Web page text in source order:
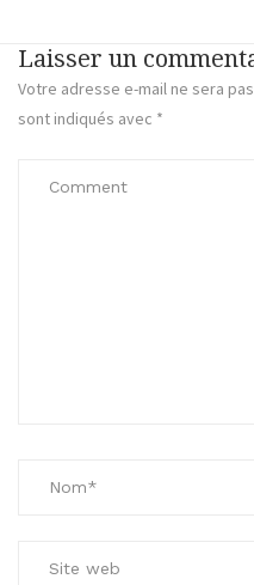
Laisser un
Votre adresse e-mail ne sera
sont indiqués avec *